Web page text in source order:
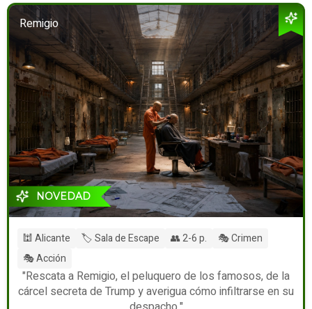
Remigio
NOVEDAD
🕍 Alicante 🏷️ Sala de Escape 👥 2-6 p.
🎭 Crimen
🎭 Acción
"Rescata a Remigio, el peluquero de los famosos, de la
cárcel secreta de Trump y averigua cómo infiltrarse en su